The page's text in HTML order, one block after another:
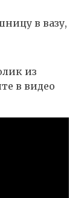
в вазу,
из
в видео